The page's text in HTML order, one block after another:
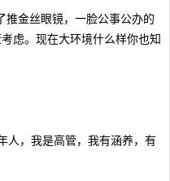
金丝眼镜，一脸公事公办的
虑。现在大环境什么样你也知
，我是高管，我有涵养，有